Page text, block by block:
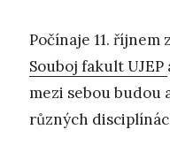
Počínaje 11. říjnem
Souboj fakult UJEP
mezi sebou budou
různých